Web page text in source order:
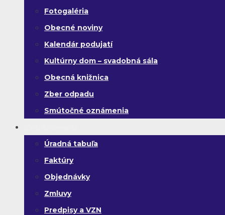
Fotogaléria
Obecné noviny
Kalendár podujatí
Kultúrny dom – svadobná sála
Obecná knižnica
Zber odpadu
Smútočné oznámenia
Úradná tabuľa
Faktúry
Objednávky
Zmluvy
Predpisy a VZN